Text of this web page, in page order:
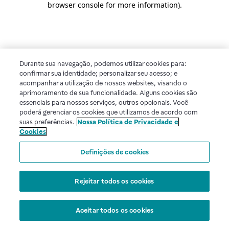
browser console for more information).
Durante sua navegação, podemos utilizar cookies para:
confirmar sua identidade; personalizar seu acesso; e
acompanhar a utilização de nossos websites, visando o
aprimoramento de sua funcionalidade. Alguns cookies são
essenciais para nossos serviços, outros opcionais. Você
poderá gerenciar os cookies que utilizamos de acordo com
suas preferências. Nossa Política de Privacidade e
Cookies
Definições de cookies
Rejeitar todos os cookies
Aceitar todos os cookies